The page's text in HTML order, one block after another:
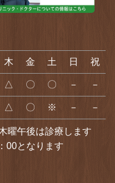
木 金 土 日 祝
△ 〇 〇 － －
△ 〇 ※ － －
曜午後は診療します
00となります